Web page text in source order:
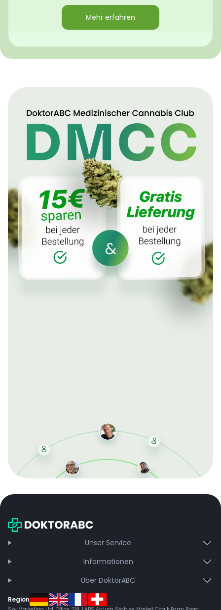
Mehr erfahren
bei jeder Bestellung, erhalten schnelle Lieferung und
Unser Service
Informationen
Über DoktorABC
Region